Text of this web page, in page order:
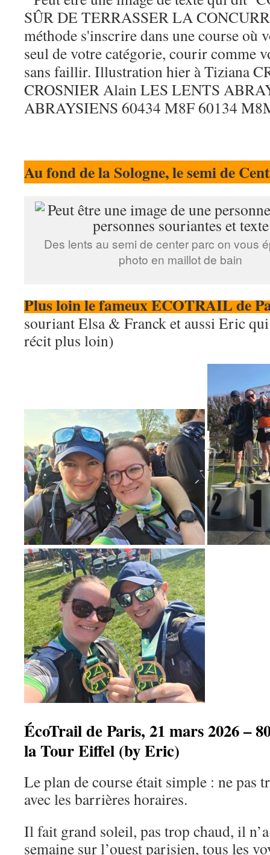
Au fond de la Sologne, le semi de
Des lents au semi de center parc on vous
photo en maillot de bain
Plus loin le fameux ECOTRAIL de
souriant Elsa & Franck et aussi Eric
récit plus loin)
ÉcoTrail de Paris, 21 mars 2026 –
la Tour Eiffel (by Eric)
Le plan de course était simple : ne pas
avec les barrières horaires.
Il fait grand soleil, pas trop chaud, il
semaine sur l’ouest parisien, tous les